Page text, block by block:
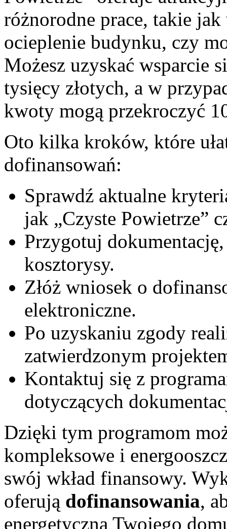
różnorodne prace, takie jak
ocieplenie budynku, czy
Możesz uzyskać wsparcie
tysięcy złotych, a w
kwoty mogą przekroczyć
Oto kilka kroków, które
dofinansowań:
Sprawdź aktualne
jak „Czyste Powietrze”
Przygotuj
kosztorysy.
Złóż wniosek o
elektroniczne.
Po uzyskaniu zgody
zatwierdzonym
Kontaktuj się z
dotyczących
Dzięki tym programom
kompleksowe i
swój wkład finansowy.
oferują dofinansowania,
energetyczną Twojego